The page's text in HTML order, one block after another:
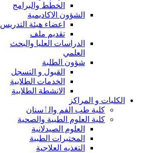
الخطط والبرامج
الشؤون الاكاديمية
اعضاء هيئة التدريس
تقديم ملف
الدراسات العليا والبحث
العلمي
شؤون الطلبة
القبول و التسجل
الخدمات الطلابية
الانشطة الطلابية
الكليات و المراكز
كلية طب الفم والٲسنان
كلية العلوم الطبية والصحية
العلوم الصيدلانية
المختبرات الطبية
التغذيه العلاجية